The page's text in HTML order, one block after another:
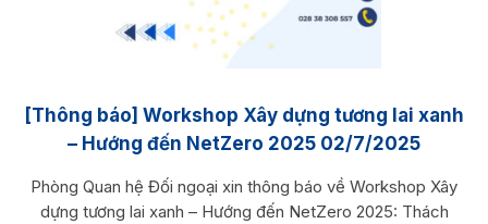
[Thông báo] Workshop Xây dựng tương lai xanh
– Hướng đến NetZero 2025 02/7/2025
Phòng Quan hệ Đối ngoại xin thông báo về Workshop Xây
dựng tương lai xanh – Hướng đến NetZero 2025: Thách